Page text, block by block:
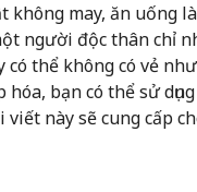
may, ăn uống
người độc thân chỉ
có thể không có vẻ
bạn có thể sử
này sẽ cung cấp